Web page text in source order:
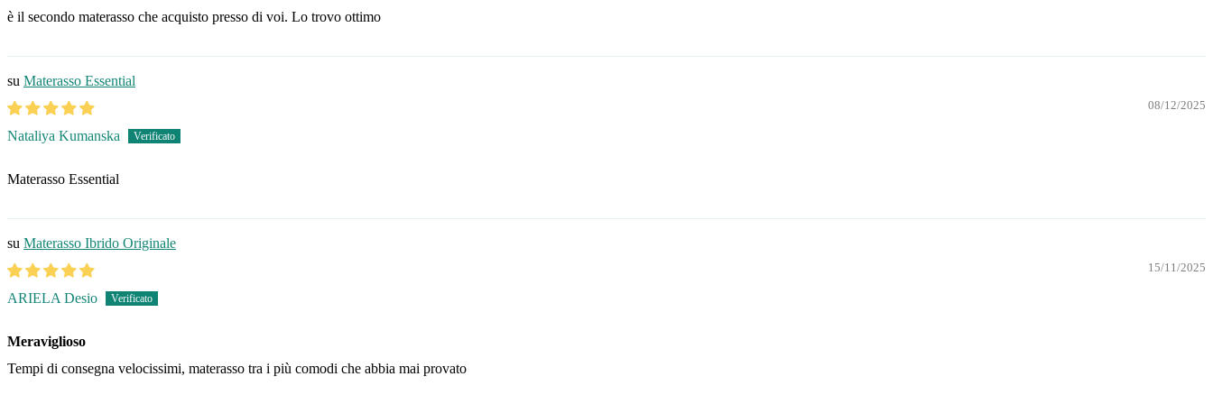
è il secondo materasso che acquisto presso di voi. Lo trovo ottimo
Materasso Essential
08/12/2025
Nataliya Kumanska
Materasso Essential
Materasso Ibrido Originale
15/11/2025
ARIELA Desio
Meraviglioso
Tempi di consegna velocissimi, materasso tra i più comodi che abbia mai provato